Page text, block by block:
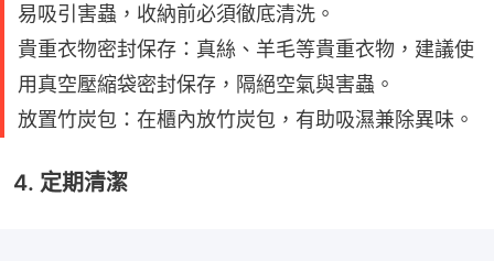
易吸引害蟲，收納前必須徹底清洗。
貴重衣物密封保存：真絲、羊毛等貴重衣物，建議使
用真空壓縮袋密封保存，隔絕空氣與害蟲。
放置竹炭包：在櫃內放竹炭包，有助吸濕兼除異味。
4. 定期清潔